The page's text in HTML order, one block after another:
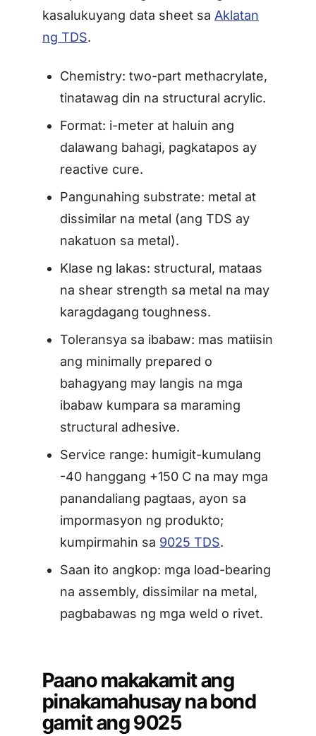
kasalukuyang data sheet sa Aklatan
ng TDS.
Chemistry: two-part methacrylate,
tinatawag din na structural acrylic.
Format: i-meter at haluin ang
dalawang bahagi, pagkatapos ay
reactive cure.
Pangunahing substrate: metal at
dissimilar na metal (ang TDS ay
nakatuon sa metal).
Klase ng lakas: structural, mataas
na shear strength sa metal na may
karagdagang toughness.
Toleransya sa ibabaw: mas matiisin
ang minimally prepared o
bahagyang may langis na mga
ibabaw kumpara sa maraming
structural adhesive.
Service range: humigit-kumulang
-40 hanggang +150 C na may mga
panandaliang pagtaas, ayon sa
impormasyon ng produkto;
kumpirmahin sa 9025 TDS.
Saan ito angkop: mga load-bearing
na assembly, dissimilar na metal,
pagbabawas ng mga weld o rivet.
Paano makakamit ang
pinakamahusay na bond
gamit ang 9025